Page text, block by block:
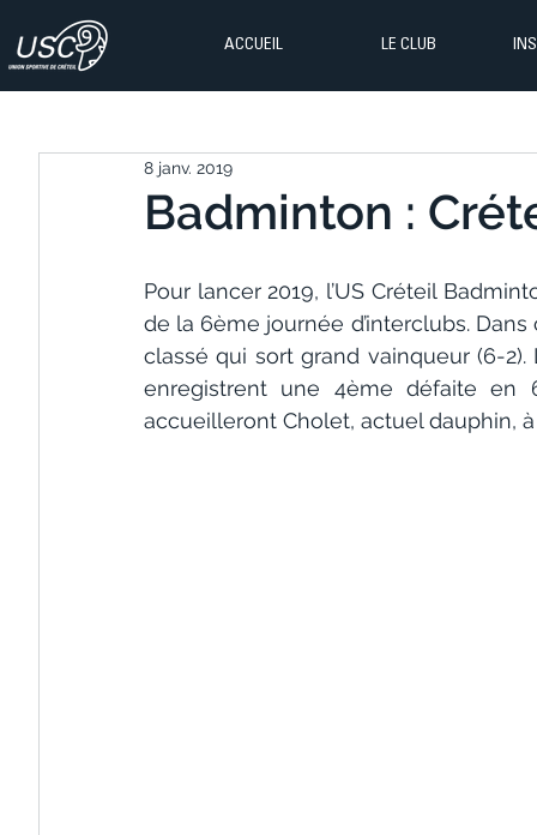
ACCUEIL LE CLUB
Badminton :
8 janv. 2019
Pour lancer 2019, l’US Créteil
de la 6ème journée d’interclubs.
classé qui sort grand vainqueur (6-
enregistrent une 4ème défaite en
accueilleront Cholet, actuel dauphin,